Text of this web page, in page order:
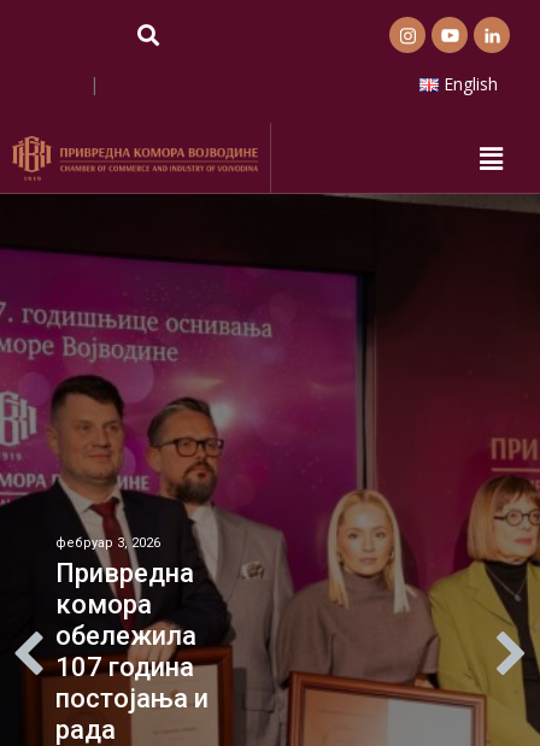
| English
Привредна
комора
обележила
107 година
постојања и
рада
фебруар 3, 2026